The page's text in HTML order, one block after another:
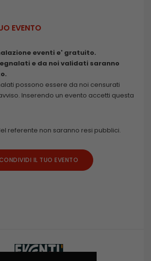
EVENTO
eventi e' gratuito.
e da noi validati saranno
possono essere da noi censurati
Inserendo un evento accetti questa
referente non saranno resi pubblici.
IL TUO EVENTO